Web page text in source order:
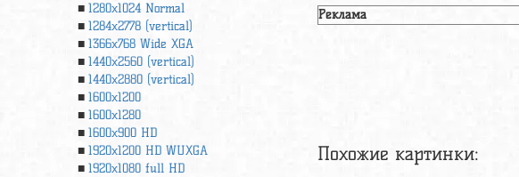
1280x1024 Normal
1284x2778 (vertical)
1366х768 Wide XGA
1440x2560 (vertical)
1440x2880 (vertical)
1600x1200
1600x1280
1600x900 HD
1920x1200 HD WUXGA
1920х1080 full HD
Реклама
Похожие картинки: